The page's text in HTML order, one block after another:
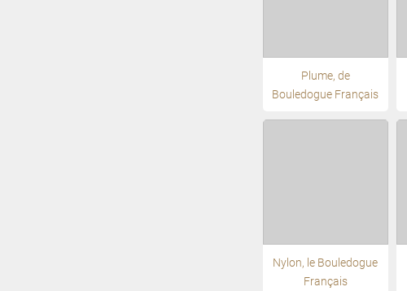
Plume, de
Bouledogue Français
Nylon, le Bouledogue
Français